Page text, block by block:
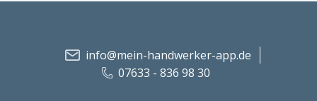
info@mein-handwerker-app.de
07633 - 836 98 30